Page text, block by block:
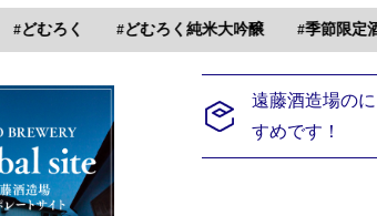
どむろく どむろく純米大吟醸 季節限定酒
遠藤酒造場の
すめです！